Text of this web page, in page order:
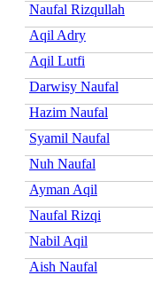
Naufal Rizqullah
Aqil Adry
Aqil Lutfi
Darwisy Naufal
Hazim Naufal
Syamil Naufal
Nuh Naufal
Ayman Aqil
Naufal Rizqi
Nabil Aqil
Aish Naufal